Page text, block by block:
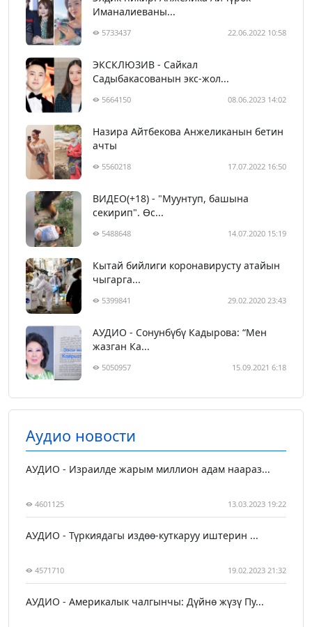
Иманалиеваны...
5733437 22.06.2022 10:58
ЭКСКЛЮЗИВ - Сайкал
Садыбакасованын экс-жол...
5664150 08.06.2023 14:02
Назира Айтбекова Анжеликанын бетин
ачты
5560218 17.07.2022 16:50
ВИДЕО(+18) - "Муунтуп, башына
секирип". Өс...
5488648 14.07.2020 15:19
Кытай бийлиги коронавирусту атайын
чыгарга...
5399841 29.02.2020 23:43
АУДИО - Сонунбүбү Кадырова: “Мен
жазган Ка...
5050957 15.09.2021 6:18
Аудио новости
АУДИО - Израилде жарым миллион адам наараз...
4601125 13.03.2023 19:22
АУДИО - Түркиядагы издөө-куткаруу иштерин ...
4571710 19.02.2023 21:32
АУДИО - Америкалык чалгынчы: Дүйнө жүзү Пу...